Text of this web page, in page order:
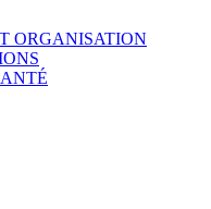
ORGANISATION